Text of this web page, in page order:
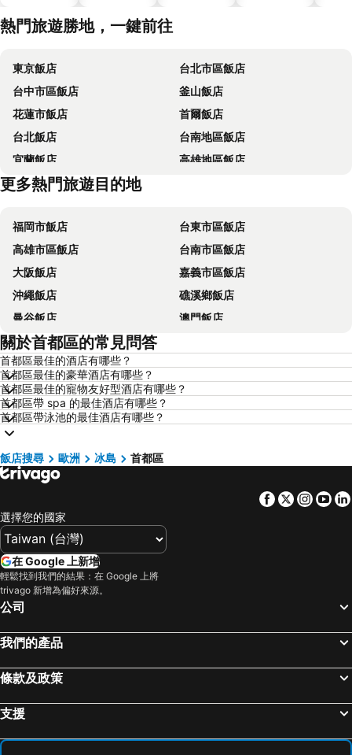
熱門旅遊勝地，一鍵前往
東京飯店
台北市區飯店
台中市區飯店
釜山飯店
花蓮市飯店
首爾飯店
台北飯店
台南地區飯店
宜蘭飯店
高雄地區飯店
台東飯店
更多熱門旅遊目的地
福岡市飯店
台東市區飯店
高雄市區飯店
台南市區飯店
大阪飯店
嘉義市區飯店
沖繩飯店
礁溪鄉飯店
曼谷飯店
澳門飯店
香港飯店
羅東市飯店
板橋區飯店
名古屋飯店
京都飯店
北投飯店
西屯區飯店
嘉義飯店
桃園地區飯店
苗栗縣飯店
彰化地區飯店
台灣飯店
新北市飯店
澳門飯店
京都府飯店
關於首都區的常見問答
首都區最佳的酒店有哪些？
首都區最佳的豪華酒店有哪些？
首都區最佳的寵物友好型酒店有哪些？
首都區帶 spa 的最佳酒店有哪些？
首都區帶泳池的最佳酒店有哪些？
飯店搜尋 歐洲 冰島 首都區
Facebook
Twitter
選擇您的國家
在 Google 上新增
輕鬆找到我們的結果：在 Google 上將
trivago 新增為偏好來源。
公司
我們的產品
條款及政策
支援